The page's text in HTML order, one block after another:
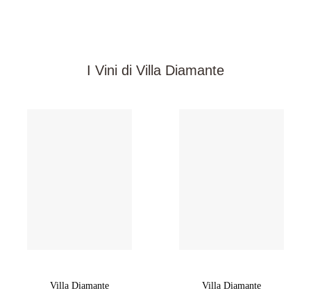
I Vini di Villa Diamante
Villa Diamante Villa Diamante